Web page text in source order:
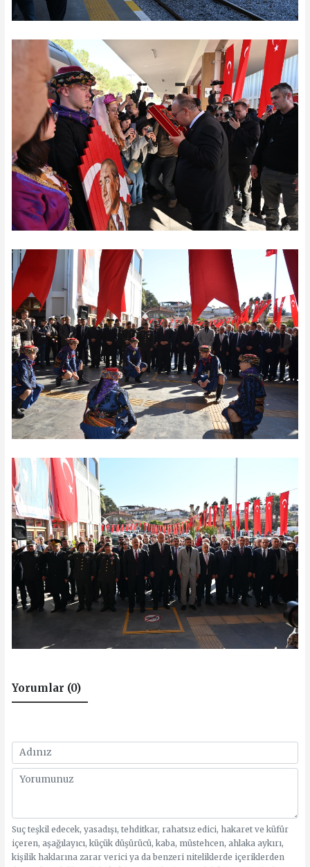
Yorumlar (0)
Suç teşkil edecek, yasadışı, tehditkar, rahatsız edici, hakaret ve küfür
içeren, aşağılayıcı, küçük düşürücü, kaba, müstehcen, ahlaka aykırı,
kişilik haklarına zarar verici ya da benzeri niteliklerde içeriklerden